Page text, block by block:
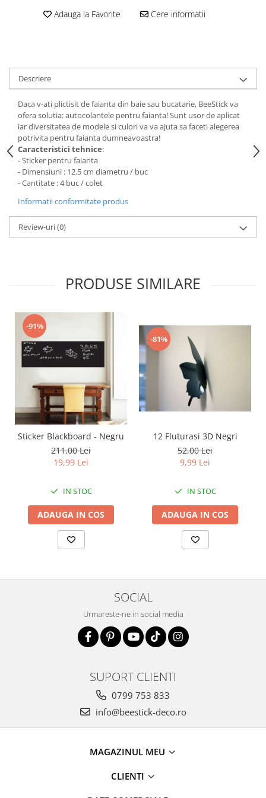
Stickere Walplus ™
Amuzante
Animale
Baby on board
Florale
Motive
Pachete
Pentru femei
Stickere pereche
Copii
Stickere cu efect 3D
Adauga la Favorite Cere informatii
Descriere
Daca v-ati plictisit de faianta din baie sau bucatarie, BeeStick va
ofera solutia: autocolantele pentru faianta! Sunt usor de aplicat
iar diversitatea de modele si culori va va ajuta sa faceti alegerea
potrivita pentru faianta dumneavoastra!
Caracteristici tehnice:
- Sticker pentru faianta
- Dimensiuni : 12.5 cm diametru / buc
- Cantitate : 4 buc / colet
Informatii conformitate produs
Review-uri(0)
PRODUSE SIMILARE
-91%
Sticker Blackboard - Negru
211,00 Lei
19,99 Lei
IN STOC
ADAUGA IN COS
-81%
12 Fluturasi 3D Negri
52,00 Lei
9,99 Lei
IN STOC
ADAUGA IN COS
SOCIAL
Urmareste-ne in social media
SUPORT CLIENTI
0799 753 833
info@beestick-deco.ro
MAGAZINUL MEU
CLIENTI